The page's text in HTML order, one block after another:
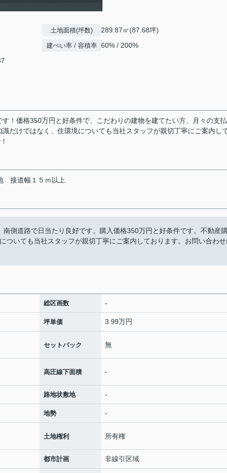
土地面積(坪数) 289.87㎡(87.68坪)
建ぺい率 / 容積率 60% / 200%
！価格350万円と好条件で、こだわりの建物を建てたい方、月々の支
だけではなく、住環境についても当社スタッフが親切丁寧にご案内し
接道幅１５ｍ以上
側道路で日当たり良好です。購入価格350万円と好条件です。不動産
ついても当社スタッフが親切丁寧にご案内しております。お問い合わ
総区画数 -
坪単価 3.99万円
セットバック 無
高圧線下面積 -
路地状敷地 -
地勢 -
土地権利 所有権
都市計画 非線引区域